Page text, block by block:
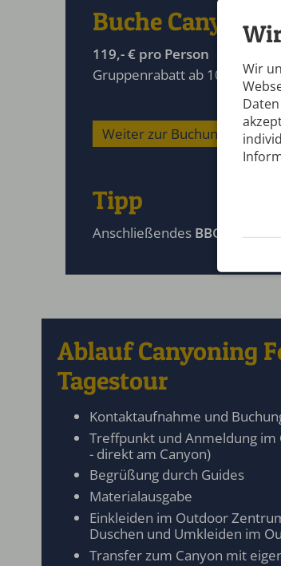
Buche
119,- € pro Person
Gruppenrabatt ab 10
Weiter zur Buchungsanfrage
Tipp
Anschließendes BBQ- all you
Ablauf Canyoning
Tagestour
Kontaktaufnahme und
Treffpunkt und Anmeldung
- direkt am Canyon)
Begrüßung durch Guides
Materialausgabe
Einkleiden im Outdoor
Duschen und Umkleiden im
Transfer zum Canyon mit
Wir